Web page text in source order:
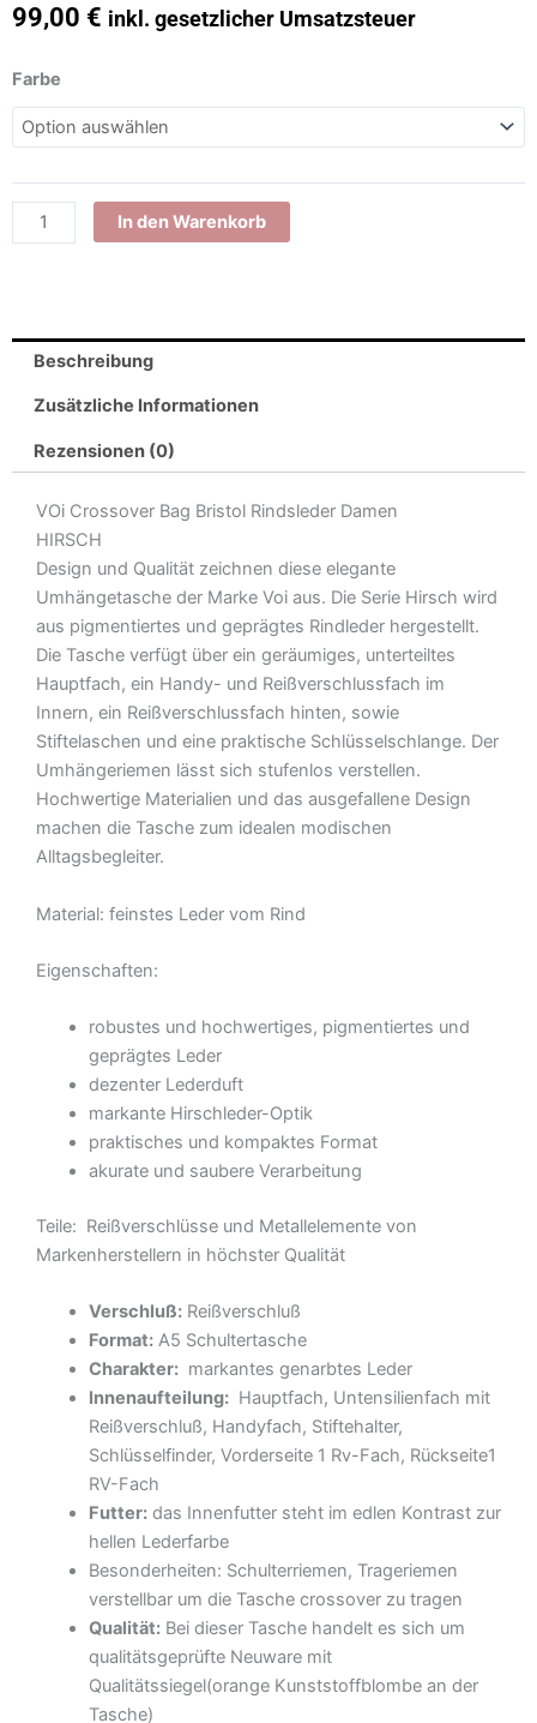
99,00 € inkl. gesetzlicher Umsatzsteuer
Farbe
Voi
Damen
21889
Leder
Hirsch
Crossbody
Menge
In den Warenkorb
Beschreibung
Zusätzliche Informationen
Rezensionen (0)
VOi Crossover Bag Bristol Rindsleder Damen
HIRSCH
Design und Qualität zeichnen diese elegante
Umhängetasche der Marke Voi aus. Die Serie Hirsch wird
aus pigmentiertes und geprägtes Rindleder hergestellt.
Die Tasche verfügt über ein geräumiges, unterteiltes
Hauptfach, ein Handy- und Reißverschlussfach im
Innern, ein Reißverschlussfach hinten, sowie
Stiftelaschen und eine praktische Schlüsselschlange. Der
Umhängeriemen lässt sich stufenlos verstellen.
Hochwertige Materialien und das ausgefallene Design
machen die Tasche zum idealen modischen
Alltagsbegleiter.
Material: feinstes Leder vom Rind
Eigenschaften:
robustes und hochwertiges, pigmentiertes und
geprägtes Leder
dezenter Lederduft
markante Hirschleder-Optik
praktisches und kompaktes Format
akurate und saubere Verarbeitung
Teile: Reißverschlüsse und Metallelemente von
Markenherstellern in höchster Qualität
Verschluß:Reißverschluß
Format:A5 Schultertasche
Charakter:markantes genarbtes Leder
Innenaufteilung:Hauptfach, Untensilienfach mit
Reißverschluß, Handyfach, Stiftehalter,
Schlüsselfinder, Vorderseite 1 Rv-Fach, Rückseite1
RV-Fach
Futter:das Innenfutter steht im edlen Kontrast zur
hellen Lederfarbe
Besonderheiten: Schulterriemen, Trageriemen
verstellbar um die Tasche crossover zu tragen
Qualität:Bei dieser Tasche handelt es sich um
qualitätsgeprüfte Neuware mit
Qualitätssiegel(orange Kunststoffblombe an der
Tasche)